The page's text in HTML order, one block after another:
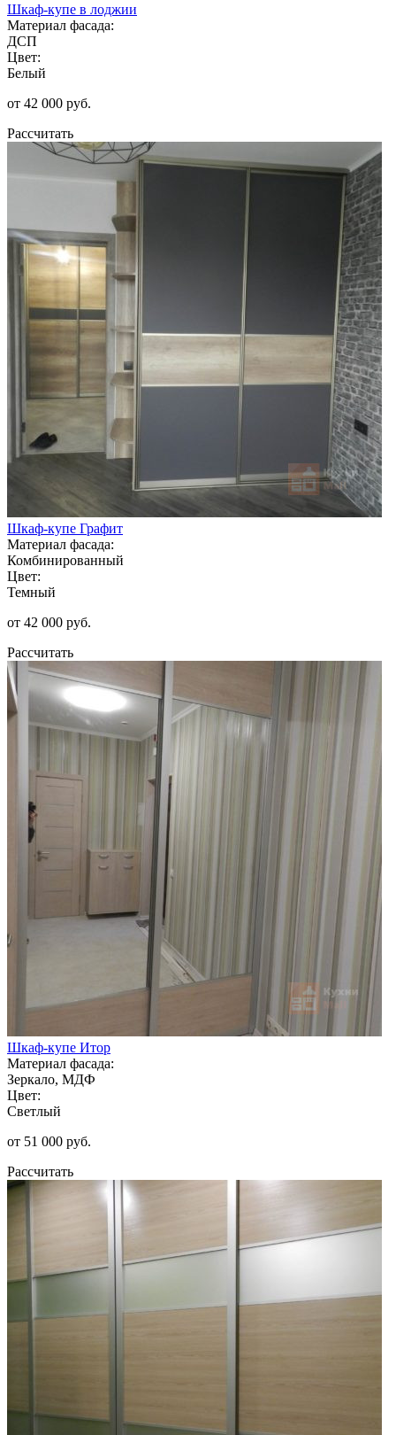
Шкаф-купе в лоджии
Материал фасада:
ДСП
Цвет:
Белый
от 42 000 руб.
Рассчитать
Шкаф-купе Графит
Материал фасада:
Комбинированный
Цвет:
Темный
от 42 000 руб.
Рассчитать
Шкаф-купе Итор
Материал фасада:
Зеркало, МДФ
Цвет:
Светлый
от 51 000 руб.
Рассчитать